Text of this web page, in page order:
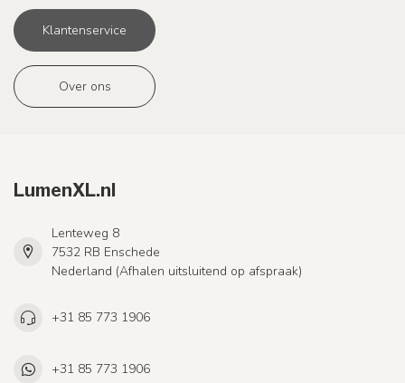
Klantenservice
Over ons
LumenXL.nl
Lenteweg 8
7532 RB Enschede
Nederland (Afhalen uitsluitend op afspraak)
+31 85 773 1906
+31 85 773 1906